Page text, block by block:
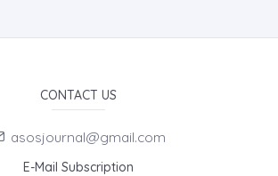
CONTACT US
asosjournal@gmail.com
E-Mail Subscription